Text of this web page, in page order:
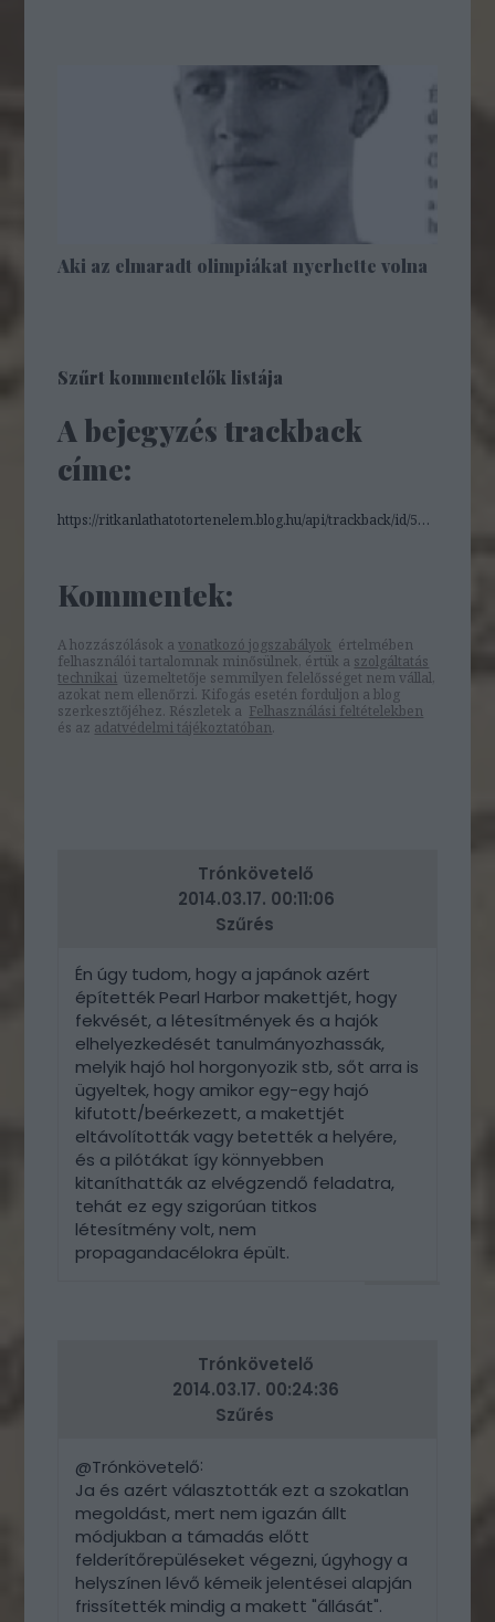
Aki az elmaradt olimpiákat nyerhette volna
Szűrt kommentelők listája
A bejegyzés trackback
címe:
https://ritkanlathatotortenelem.blog.hu/api/trackback/id/5830860
Kommentek:
A hozzászólások avonatkozó jogszabályok értelmében
felhasználói tartalomnak minősülnek, értük a szolgáltatás
technikai üzemeltetője semmilyen felelősséget nem vállal,
azokat nem ellenőrzi. Kifogás esetén forduljon a blog
szerkesztőjéhez. Részletek a Felhasználási feltételekben
és az adatvédelmi tájékoztatóban.
Trónkövetelő
2014.03.17. 00:11:06
Szűrés
Én úgy tudom, hogy a japánok azért
építették Pearl Harbor makettjét, hogy
fekvését, a létesítmények és a hajók
elhelyezkedését tanulmányozhassák,
melyik hajó hol horgonyozik stb, sőt arra is
ügyeltek, hogy amikor egy-egy hajó
kifutott/beérkezett, a makettjét
eltávolították vagy betették a helyére,
és a pilótákat így könnyebben
kitaníthatták az elvégzendő feladatra,
tehát ez egy szigorúan titkos
létesítmény volt, nem
propagandacélokra épült.
Trónkövetelő
2014.03.17. 00:24:36
Szűrés
@Trónkövetelő:
Ja és azért választották ezt a szokatlan
megoldást, mert nem igazán állt
módjukban a támadás előtt
felderítőrepüléseket végezni, úgyhogy a
helyszínen lévő kémeik jelentései alapján
frissítették mindig a makett "állását".